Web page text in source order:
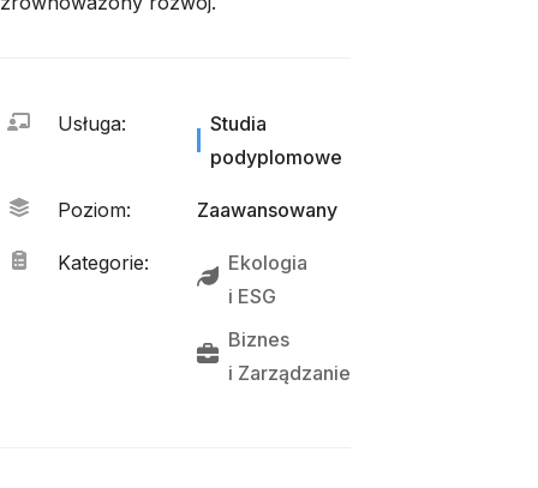
Usługa:
Studia
podyplomowe
Poziom: Zaawansowany
Kategorie:
Ekologia
i ESG
Biznes
i Zarządzanie